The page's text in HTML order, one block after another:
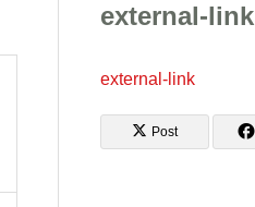
external-link
external-link
Post